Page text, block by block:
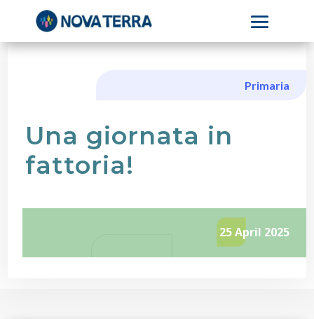
Primaria
Una giornata in
fattoria!
25 April 2025